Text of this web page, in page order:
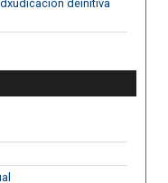
deinitiva